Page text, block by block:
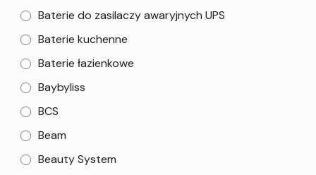
Baterie do zasilaczy awaryjnych UPS
Baterie kuchenne
Baterie łazienkowe
Baybyliss
BCS
Beam
Beauty System